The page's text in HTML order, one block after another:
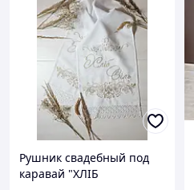
Рушник свадебный под
каравай "ХЛІБ